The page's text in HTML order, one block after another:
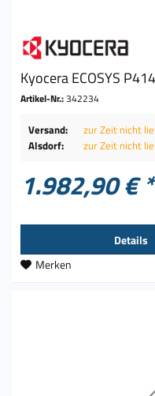
Kyocera ECOSYS
Artikel-Nr.:342234
Versand:
zur Zeit nicht
Alsdorf:
zur Zeit nicht
1.982,90 € *
Details
Merken